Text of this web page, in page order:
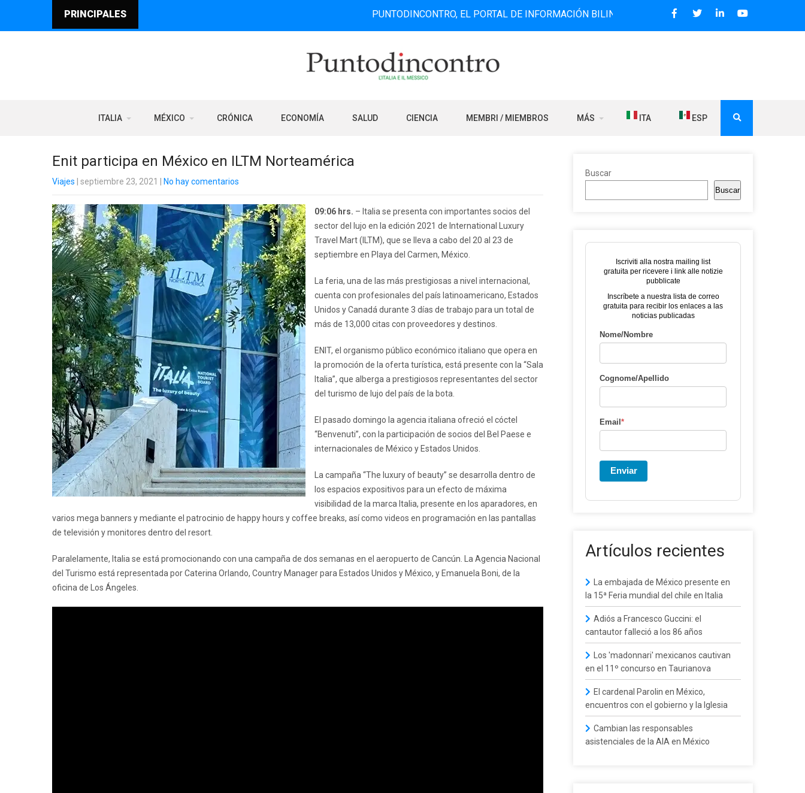
PRINCIPALES PUNTODINCONTRO, EL PORTAL DE INFORMACIÓN BILINGÜE QUE DESDE 2006 DIFUNDE NOTICIAS SOBRE
ITALIA MÉXICO CRÓNICA ECONOMÍA SALUD CIENCIA MEMBRI / MIEMBROS MÁS ITA ESP
Enit participa en México en ILTM Norteamérica
Viajes | septiembre 23, 2021 No hay comentarios
09:06 hrs. – Italia se presenta con importantes socios del
sector del lujo en la edición 2021 de International Luxury
Travel Mart (ILTM), que se lleva a cabo del 20 al 23 de
septiembre en Playa del Carmen, México.
La feria, una de las más prestigiosas a nivel internacional,
cuenta con profesionales del país latinoamericano, Estados
Unidos y Canadá durante 3 días de trabajo para un total de
más de 13,000 citas con proveedores y destinos.
ENIT, el organismo público económico italiano que opera en
la promoción de la oferta turística, está presente con la “Sala
Italia”, que alberga a prestigiosos representantes del sector
del turismo de lujo del país de la bota.
El pasado domingo la agencia italiana ofreció el cóctel
“Benvenuti”, con la participación de socios del Bel Paese e
internacionales de México y Estados Unidos.
La campaña “The luxury of beauty” se desarrolla dentro de
los espacios expositivos para un efecto de máxima
visibilidad de la marca Italia, presente en los aparadores, en
varios mega banners y mediante el patrocinio de happy hours y coffee breaks, así como videos en programación en las pantallas
de televisión y monitores dentro del resort.
Paralelamente, Italia se está promocionando con una campaña de dos semanas en el aeropuerto de Cancún. La Agencia Nacional
del Turismo está representada por Caterina Orlando, Country Manager para Estados Unidos y México, y Emanuela Boni, de la
oficina de Los Ángeles.
Buscar
Buscar
Iscriviti alla nostra mailing list
gratuita per ricevere i link alle notizie
pubblicate
Inscríbete a nuestra lista de correo
gratuita para recibir los enlaces a las
noticias publicadas
Nome/Nombre
Cognome/Apellido
Email *
Enviar
Artículos recientes
La embajada de México presente en
la 15ª Feria mundial del chile en Italia
Adiós a Francesco Guccini: el
cantautor falleció a los 86 años
Los 'madonnari' mexicanos cautivan
en el 11º concurso en Taurianova
El cardenal Parolin en México,
encuentros con el gobierno y la Iglesia
Cambian las responsables
asistenciales de la AIA en México